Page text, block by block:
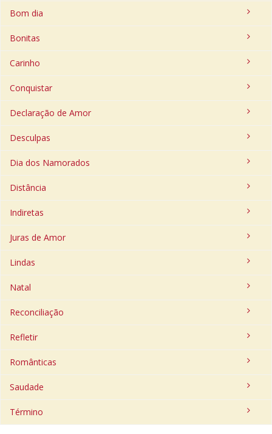
Bom dia
Bonitas
Carinho
Conquistar
Declaração de Amor
Desculpas
Dia dos Namorados
Distância
Indiretas
Juras de Amor
Lindas
Natal
Reconciliação
Refletir
Românticas
Saudade
Término